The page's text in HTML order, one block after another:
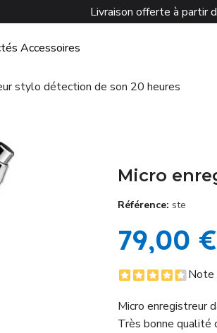
Livraison offerte à partir
Accessoires
stylo détection de son 20 heures
Micro
Référence ste
79,00 €
Note
Micro enregistreur
Très bonne qualité